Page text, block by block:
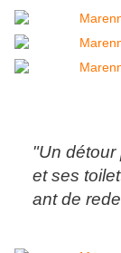
"Un détour
et ses
ant de